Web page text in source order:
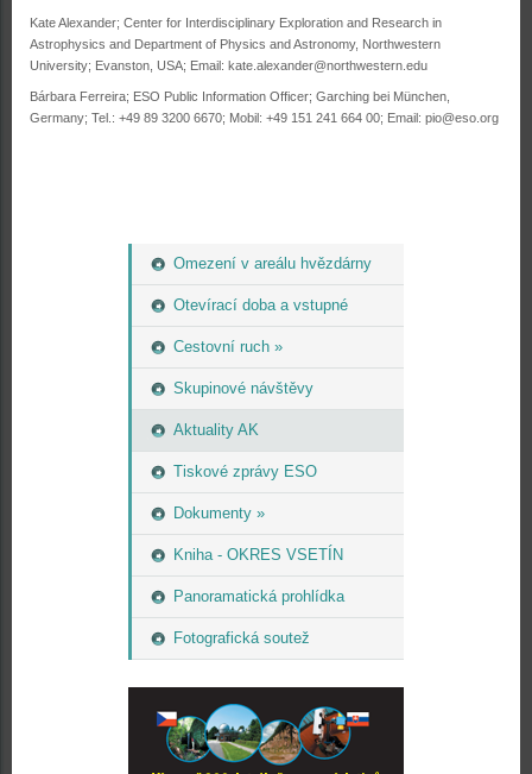
Omezení v areálu hvězdárny
Otevírací doba a vstupné
Cestovní ruch »
Skupinové návštěvy
Aktuality AK
Tiskové zprávy ESO
Dokumenty »
Kniha - OKRES VSETÍN
Panoramatická prohlídka
Fotografická soutež
Kate Alexander; Center for Interdisciplinary Exploration and Research in
Astrophysics and Department of Physics and Astronomy, Northwestern
University; Evanston, USA; Email: kate.alexander@northwestern.edu
Bárbara Ferreira; ESO Public Information Officer; Garching bei München,
Germany; Tel.: +49 89 3200 6670; Mobil: +49 151 241 664 00; Email: pio@eso.org